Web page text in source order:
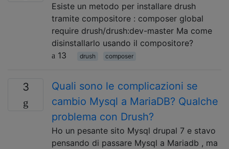
Esiste un metodo per installare drush
tramite compositore : composer global
require drush/drush:dev-master Ma come
disinstallarlo usando il compositore?
13
drush composer
3
Quali sono le complicazioni se
cambio Mysql a MariaDB? Qualche
problema con Drush?
Ho un pesante sito Mysql drupal 7 e stavo
pensando di passare Mysql a Mariadb , ma